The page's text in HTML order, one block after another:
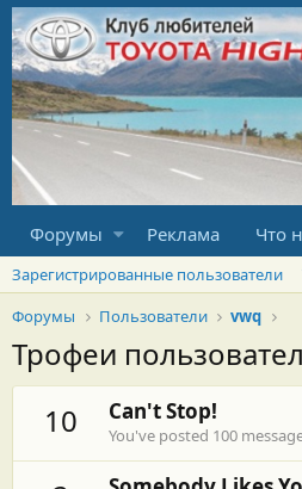
Форумы Реклама Что
Зарегистрированные пользователи
Форумы
Пользователи vwq
Трофеи
10
Can't Stop!
You've posted 100